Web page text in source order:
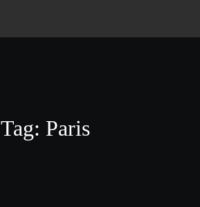
Tag: Paris